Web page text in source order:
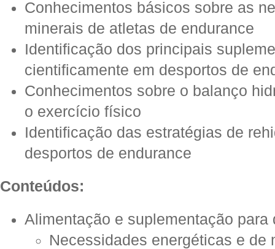
Conhecimentos básicos sobre as
minerais de atletas de endurance
Identificação dos principais
cientificamente em desportos de
Conhecimentos sobre o balanço
o exercício físico
Identificação das estratégias de
desportos de endurance
Conteúdos:
Alimentação e suplementação para
Necessidades energéticas e de